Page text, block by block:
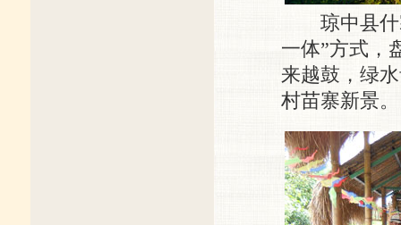
琼中县什寒
一体”方式，
来越鼓，绿
村苗寨新景。